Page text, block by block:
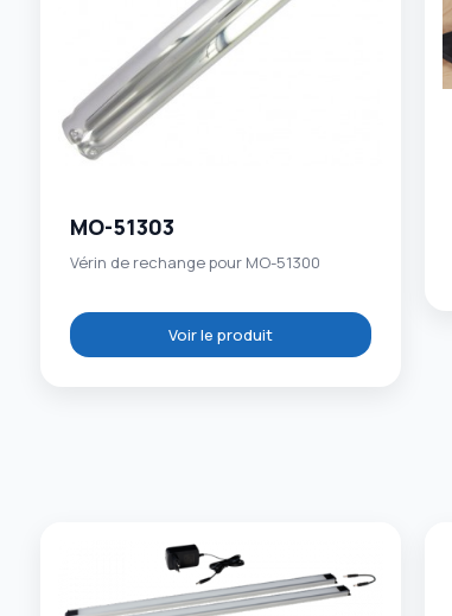
MO-51303
Vérin de rechange pour MO-51300
Voir le produit